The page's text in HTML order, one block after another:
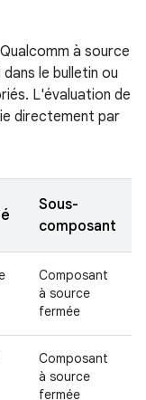
à source
le bulletin ou
L'évaluation de
directement par
Sous-
composant
Composant
à source
fermée
Composant
à source
fermée